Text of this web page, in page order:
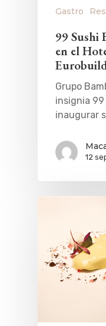
Gastro
99 Sushi
en el
Grupo
insignia 99
inaugurar
12